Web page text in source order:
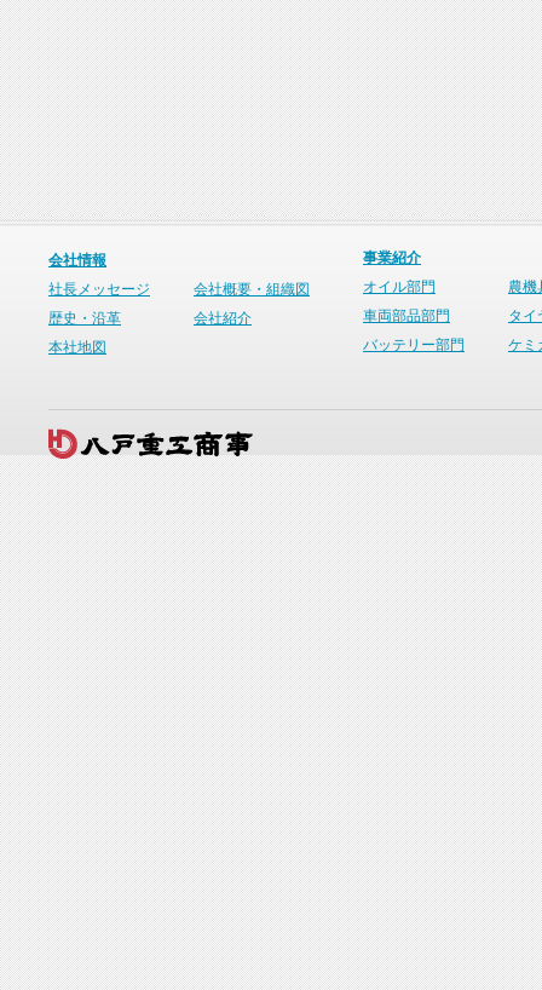
会社情報
社長メッセージ
会社概要・組織図
歴史・沿革
会社紹介
本社地図
事業紹介
オイル部門
農機
車両部品部門
タイ
バッテリー部門
ケミ